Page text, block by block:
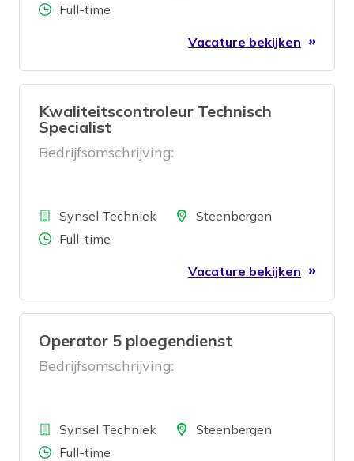
Aantal uren
Full-time
Vacature bekijken
Kwaliteitscontroleur Technisch
Specialist
Bedrijfsomschrijving:
BedrijfSynsel Techniek LocatieSteenbergen
Aantal uren
Full-time
Vacature bekijken
Operator 5 ploegendienst
Bedrijfsomschrijving:
BedrijfSynsel Techniek LocatieSteenbergen
Aantal uren
Full-time